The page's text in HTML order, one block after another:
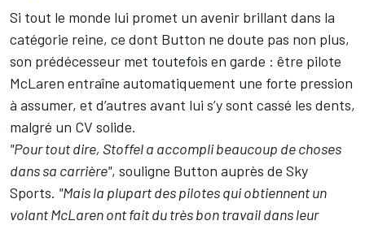
Si tout le monde lui promet un avenir brillant dans la
catégorie reine, ce dont Button ne doute pas non plus,
son prédécesseur met toutefois en garde : être pilote
McLaren entraîne automatiquement une forte pression
à assumer, et d’autres avant lui s’y sont cassé les dents,
malgré un CV solide.
"Pour tout dire, Stoffel a accompli beaucoup de choses
dans sa carrière", souligne Button auprès de Sky
Sports. "Mais la plupart des pilotes qui obtiennent un
volant McLaren ont fait du très bon travail dans leur